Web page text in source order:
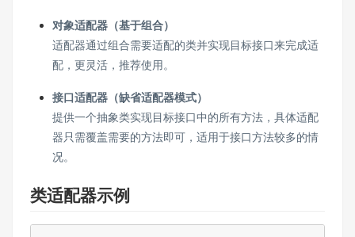
对象适配器（基于组合）
适配器通过组合需要适配的类并实现目标接口来完成适
配，更灵活，推荐使用。
接口适配器（缺省适配器模式）
提供一个抽象类实现目标接口中的所有方法，具体适配
器只需覆盖需要的方法即可，适用于接口方法较多的情
况。
类适配器示例